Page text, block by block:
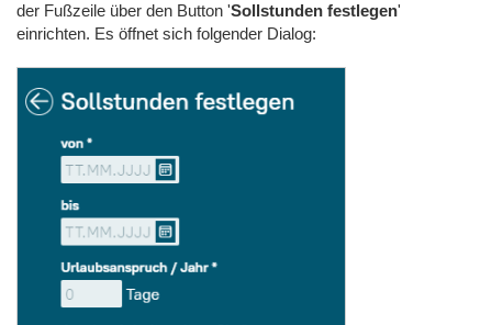
der Fußzeile über den Button 'Sollstunden festlegen'
einrichten. Es öffnet sich folgender Dialog: